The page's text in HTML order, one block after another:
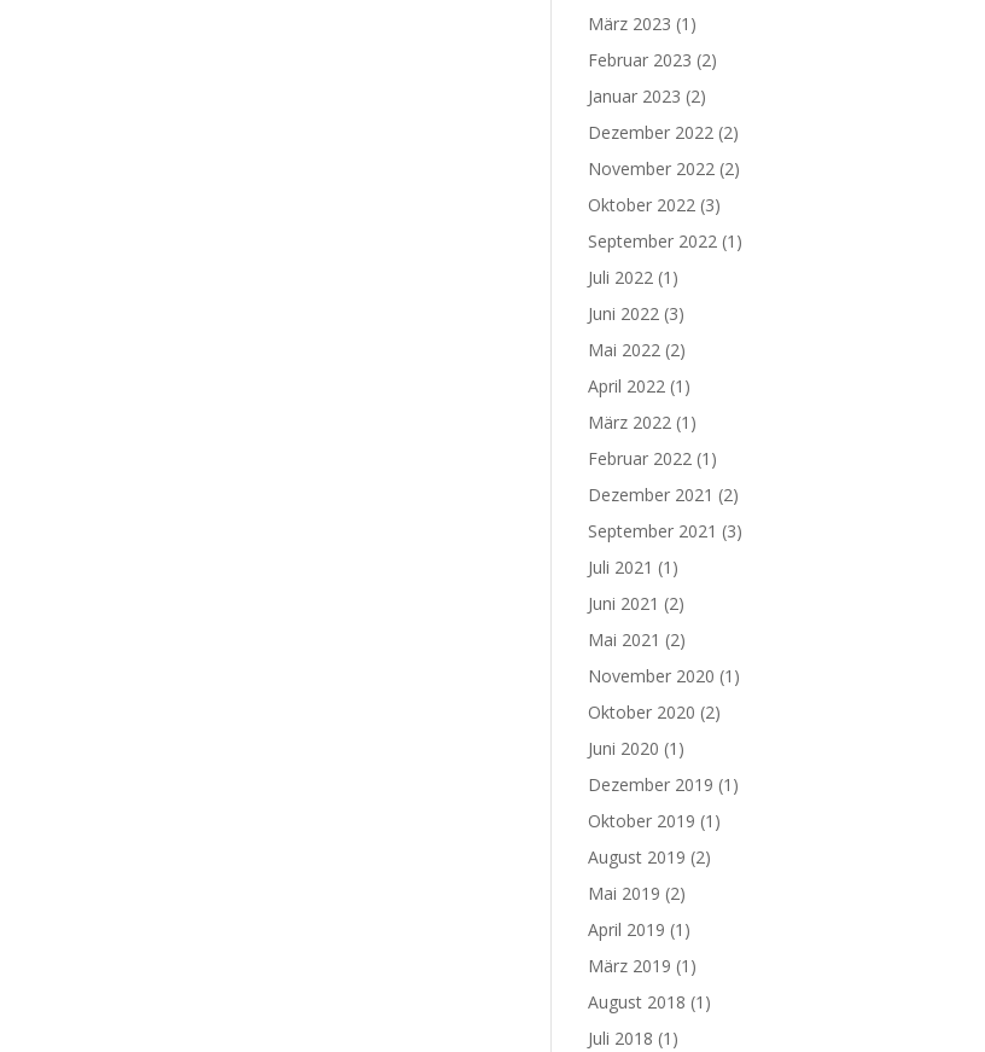
März 2023 (1)
Februar 2023 (2)
Januar 2023 (2)
Dezember 2022 (2)
November 2022 (2)
Oktober 2022 (3)
September 2022 (1)
Juli 2022 (1)
Juni 2022 (3)
Mai 2022 (2)
April 2022 (1)
März 2022 (1)
Februar 2022 (1)
Dezember 2021 (2)
September 2021 (3)
Juli 2021 (1)
Juni 2021 (2)
Mai 2021 (2)
November 2020 (1)
Oktober 2020 (2)
Juni 2020 (1)
Dezember 2019 (1)
Oktober 2019 (1)
August 2019 (2)
Mai 2019 (2)
April 2019 (1)
März 2019 (1)
August 2018 (1)
Juli 2018 (1)